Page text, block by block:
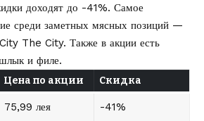
доходят до -41%. Самое
среди заметных мясных позиций —
The City. Также в акции есть
и филе.
Цена по акции Скидка
75,99 лея -41%